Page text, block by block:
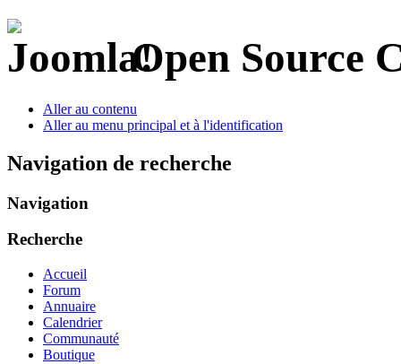
Open Source
Aller au contenu
Aller au menu principal et à l'identification
Navigation de recherche
Navigation
Recherche
Accueil
Forum
Annuaire
Calendrier
Communauté
Boutique